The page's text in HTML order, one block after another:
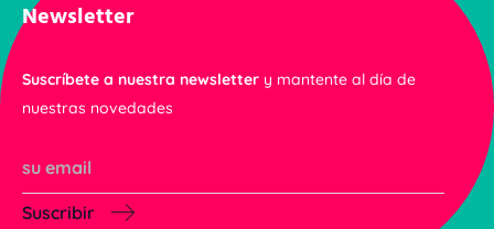
Newsletter
Suscríbete a nuestra newsletter y mantente al día de
nuestras novedades
Suscribir